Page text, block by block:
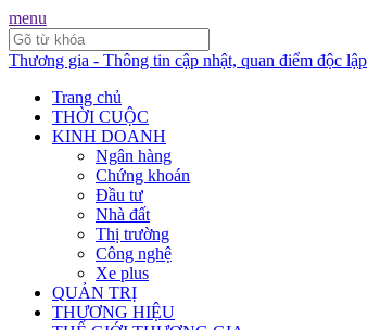
menu
Thương gia - Thông tin cập nhật, quan điểm độc lập
Trang chủ
THỜI CUỘC
KINH DOANH
Ngân hàng
Chứng khoán
Đầu tư
Nhà đất
Thị trường
Công nghệ
Xe plus
QUẢN TRỊ
THƯƠNG HIỆU